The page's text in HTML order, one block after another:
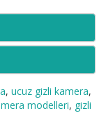
, ucuz gizli kamera,
modelleri, gizli